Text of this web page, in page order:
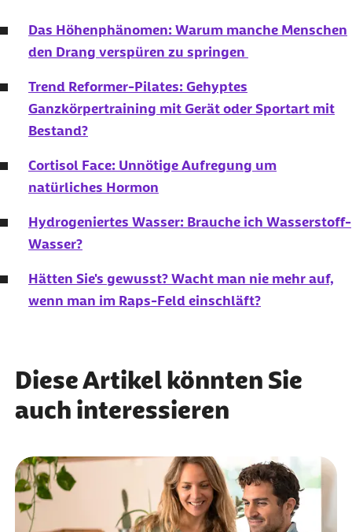
Das Höhenphänomen: Warum manche Menschen
den Drang verspüren zu springen
Trend Reformer-Pilates: Gehyptes
Ganzkörpertraining mit Gerät oder Sportart mit
Bestand?
Cortisol Face: Unnötige Aufregung um
natürliches Hormon
Hydrogeniertes Wasser: Brauche ich Wasserstoff-
Wasser?
Hätten Sie's gewusst? Wacht man nie mehr auf,
wenn man im Raps-Feld einschläft?
Diese Artikel könnten Sie
auch interessieren